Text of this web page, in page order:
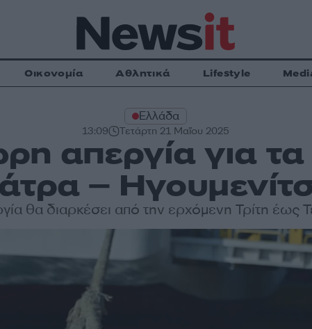
Οικονομία Αθλητικά Lifestyle
Ελλάδα
13:09 Τετάρτη 21 Μαΐου 2025
απεργία για τα
–
θα διαρκέσει από την ερχόμενη Τρίτη έως